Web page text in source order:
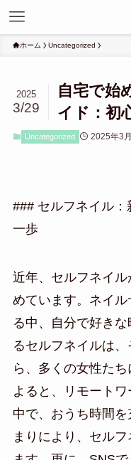
ホーム Uncategorized
自宅で始
イド：初
2025
3/29
Uncategorized 2025年3
### セルフネイル
一歩
近年、セルフネイ
めています。ネイ
る中、自分で好き
るセルフネイルは
ら、多くの女性た
よると、リモート
中で、おうち時間
まりにより、セル